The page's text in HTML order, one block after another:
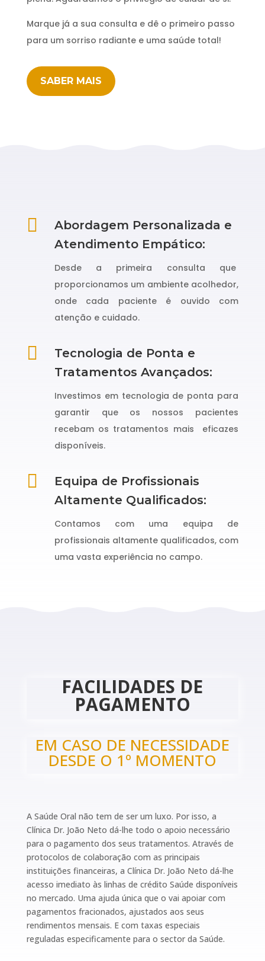
Marque já a sua consulta e dê o primeiro passo
para um sorriso radiante e uma saúde total!
SABER MAIS

Abordagem Personalizada e
Atendimento Empático:
Desde a primeira consulta que
proporcionamos um ambiente acolhedor,
onde cada paciente é ouvido com
atenção e cuidado.

Tecnologia de Ponta e
Tratamentos Avançados:
Investimos em tecnologia de ponta para
garantir que os nossos pacientes
recebam os tratamentos mais eficazes
disponíveis.

Equipa de Profissionais
Altamente Qualificados:
Contamos com uma equipa de
profissionais altamente qualificados, com
uma vasta experiência no campo.
FACILIDADES DE
PAGAMENTO
EM CASO DE NECESSIDADE
DESDE O 1º MOMENTO
A Saúde Oral não tem de ser um luxo. Por isso, a
Clínica Dr. João Neto dá-lhe todo o apoio necessário
para o pagamento dos seus tratamentos. Através de
protocolos de colaboração com as principais
instituições financeiras, a Clínica Dr. João Neto dá-lhe
acesso imediato às linhas de crédito Saúde disponíveis
no mercado. Uma ajuda única que o vai apoiar com
pagamentos fracionados, ajustados aos seus
rendimentos mensais. E com taxas especiais
reguladas especificamente para o sector da Saúde.